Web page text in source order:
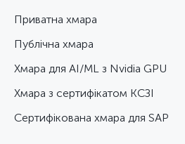
Приватна хмара
Публічна хмара
Хмара для AI/ML з Nvidia GPU
Хмара з сертифікатом КСЗІ
Cертифікована хмара для SAP